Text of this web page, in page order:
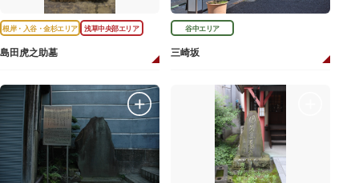
根岸・入谷・金杉エリア 浅草中央部エリア
島田虎之助墓
谷中エリア
三崎坂